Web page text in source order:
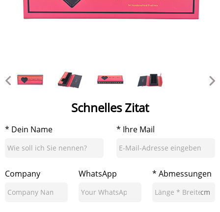
Schnelles Zitat
* Dein Name * Ihre Mail
Company WhatsApp * Abmessungen
cm